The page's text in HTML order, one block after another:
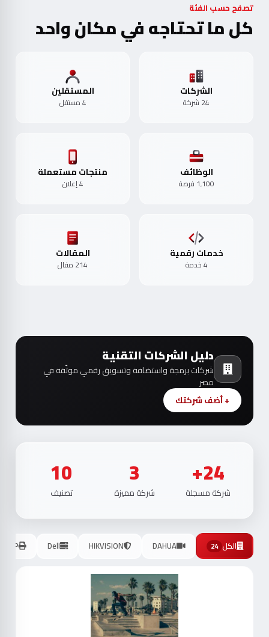
تصفح حسب الفئة
كل ما تحتاجه في مكان واحد
الشركات
24 شركة
المستقلين
4 مستقل
الوظائف
1٬100 فرصة
منتجات مستعملة
4 إعلان
خدمات رقمية
4 خدمة
المقالات
214 مقال
دليل الشركات التقنية
شركات برمجة واستضافة وتسويق رقمي موثّقة في
مصر
+ أضف شركتك
24+
شركة مسجلة
3
شركة مميزة
10
تصنيف
الكل 24
DAHUA
HIKVISION
Dell
HP